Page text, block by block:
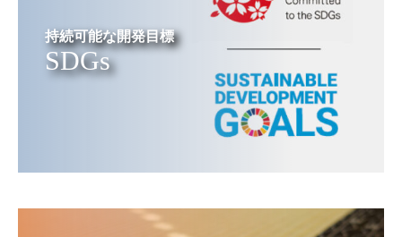
持続可能な開発目標
SDGs